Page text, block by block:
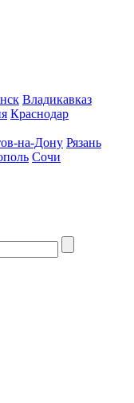
Владикавказ
Краснодар
на-Дону Рязань
Сочи